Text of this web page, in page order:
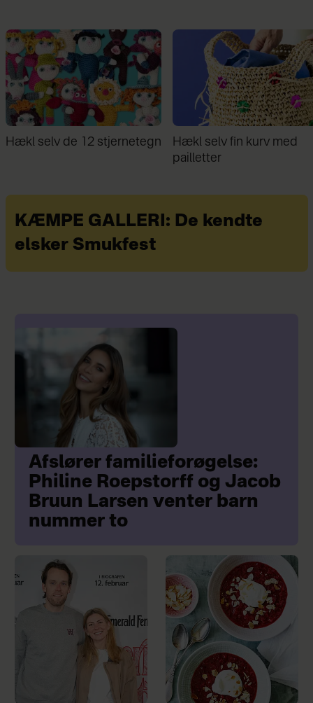
Hækl selv fin kurv med
Familie bor på 30 kvm:
giver stor frihed ikke at
KÆMPE GALLERI: De kendte
elsker Smukfest
Afslører familieforøgelse:
Philine Roepstorff og Jacob
Bruun Larsen venter barn
nummer to